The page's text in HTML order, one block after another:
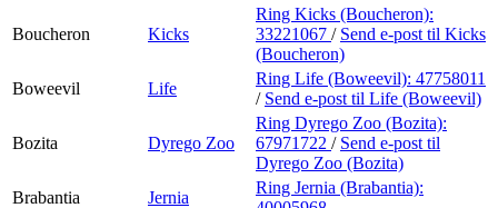
Boucheron Kicks
Ring Kicks (Boucheron):
33221067 / Send e-post til Kicks
(Boucheron)
Boweevil
Life
Ring Life (Boweevil): 47758011
/ Send e-post til Life (Boweevil)
Bozita Dyrego Zoo
Ring Dyrego Zoo (Bozita):
67971722 / Send e-post til
Dyrego Zoo (Bozita)
Brabantia
Jernia
Ring Jernia (Brabantia):